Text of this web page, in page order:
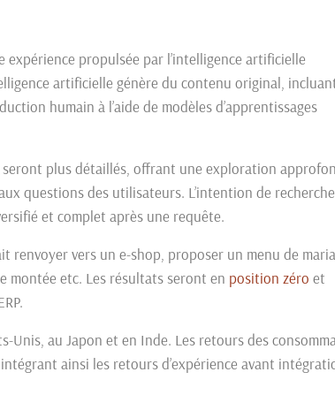
expérience propulsée par l’intelligence artificielle
artificielle génère du contenu original,
humain à l’aide de modèles d’apprentissages
seront plus détaillés, offrant une exploration
questions des utilisateurs. L’intention de
et complet après une requête.
renvoyer vers un e-shop, proposer un menu de
montée etc. Les résultats seront en position zéro et
Unis, au Japon et en Inde. Les retours des
ainsi les retours d’expérience avant